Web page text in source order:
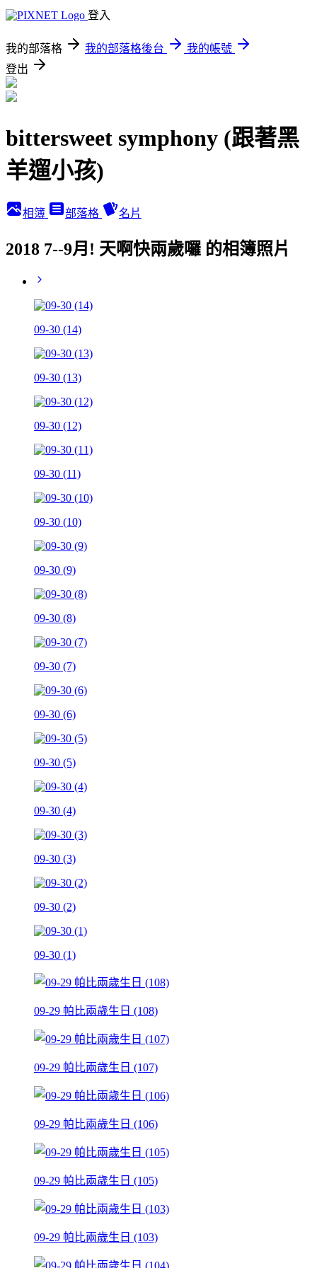
登入
我的部落格 我的部落格後台
我的帳號
登出
bittersweet symphony (跟著黑
羊遛小孩)
相簿 部落格 名片
2018 7--9月! 天啊快兩歲囉 的相簿照片
09-30 (14)
09-30 (13)
09-30 (12)
09-30 (11)
09-30 (10)
09-30 (9)
09-30 (8)
09-30 (7)
09-30 (6)
09-30 (5)
09-30 (4)
09-30 (3)
09-30 (2)
09-30 (1)
09-29 帕比兩歲生日 (108)
09-29 帕比兩歲生日 (107)
09-29 帕比兩歲生日 (106)
09-29 帕比兩歲生日 (105)
09-29 帕比兩歲生日 (103)